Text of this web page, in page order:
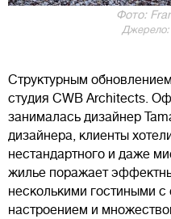
Фото:
Джерело:
Структурным
студия CWB Architects.
занималась дизайнер
дизайнера, клиенты
нестандартного и даже
жилье поражает
несколькими гостиными
настроением и